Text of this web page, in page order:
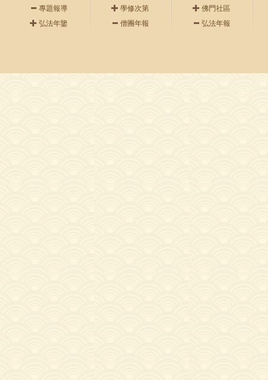
專題報導
弘法年鑒
學修次第
僧團年報
佛門社區
弘法年報